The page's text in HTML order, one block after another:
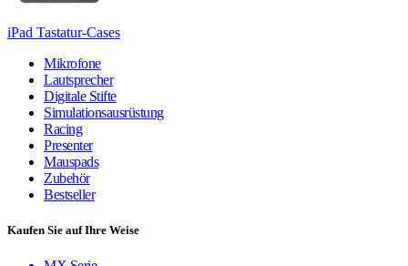
iPad Tastatur-Cases
Mikrofone
Lautsprecher
Digitale Stifte
Simulationsausrüstung
Racing
Presenter
Mauspads
Zubehör
Bestseller
Kaufen Sie auf Ihre Weise